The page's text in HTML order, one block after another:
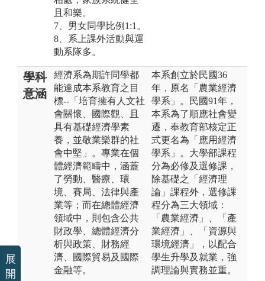
且和樂。
7、男女同學比例1:1。
8、系上課外活動與運
動系隊多。
學科
意涵
經濟系為期許同學都
能達成本系教育之目
標--「培育擁有人文社
會關懷、國際觀、且
具有基礎經濟學素
養，並敬業樂群的社
會中堅」。專業在個
體經濟範疇中，涵蓋
了勞動、醫療、環
境、賽局、法律與產
業等；而在總體經濟
領域中，則包含公共
財政學、總體經濟分
析與政策、財務經
濟、國際貿易及國際
金融等。
本系創立於民國36
年，原名「農業經濟
學系」。民國91年，
本系為了順應社會變
遷，奉教育部核定正
式更名為「應用經濟
學系」。大學部課程
分為必修及選修課，
除基礎之「經濟理
論」課程外，選修課
程分為三大領域：
「農業經濟」、「產
業經濟」、「資源與
環境經濟」，以配合
學生升學及就業，強
調理論與實務並重。
展
開